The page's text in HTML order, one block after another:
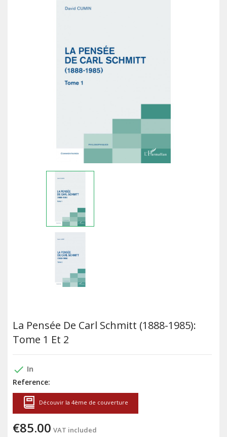
La Pensée De Carl Schmitt (1888-1985):
Tome 1 Et 2
done In
Reference:
Découvir la 4ème de couverture
€85.00 VAT included